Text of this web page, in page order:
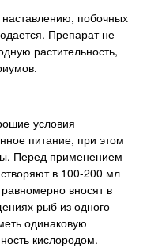
побочных
Препарат не
растительность,
условия
питание, при этом
Перед применением
в 100-200 мл
вносят в
рыб из одного
одинаковую
кислородом.